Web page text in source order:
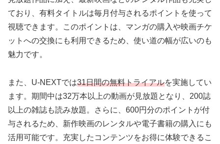
ており、有料タイトルは毎月付与されるポイントを使って
視聴できます。このポイントは、マンガの購入や映画チケ
ットへの交換にも利用できるため、使い道の幅が広いのも
魅力です。
また、U-NEXTでは31日間の無料トライアルを実施してい
ます。期間中は32万本以上の動画が見放題となり、200誌
以上の雑誌も読み放題。さらに、600円分のポイントが付
与されるため、新作映画のレンタルや電子書籍の購入にも
活用可能です。充実したコンテンツをお得に体験できるこ